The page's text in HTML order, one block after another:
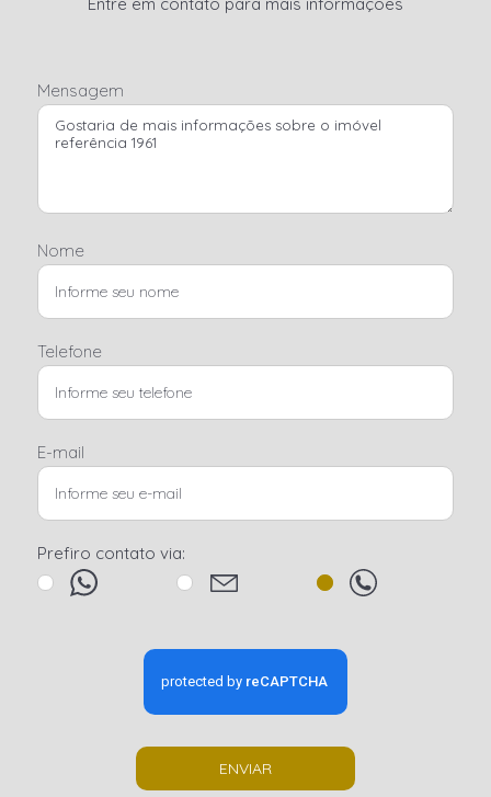
Mensagem
Nome
Telefone
E-mail
Prefiro contato via:
ENVIAR